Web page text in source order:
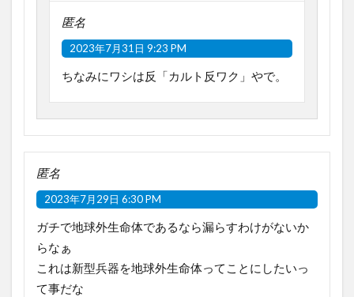
匿名
2023年7月31日 9:23 PM
ちなみにワシは反「カルト反ワク」やで。
匿名
2023年7月29日 6:30 PM
ガチで地球外生命体であるなら漏らすわけがないか
らなぁ
これは新型兵器を地球外生命体ってことにしたいっ
て事だな